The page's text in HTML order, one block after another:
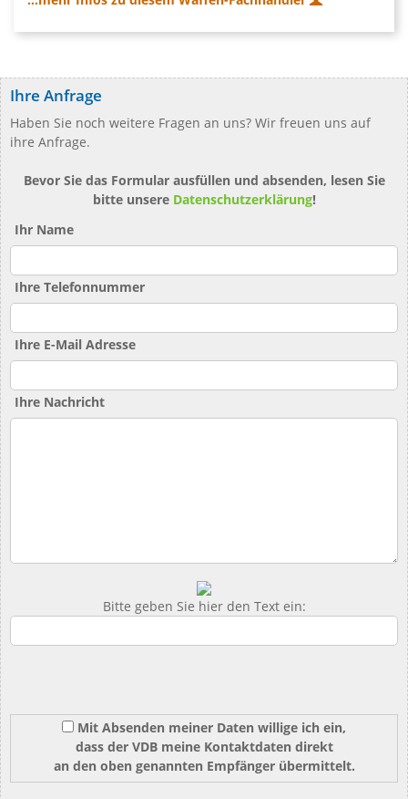
Ihre Anfrage
Haben Sie noch weitere Fragen an uns? Wir freuen uns auf
ihre Anfrage.
Bevor Sie das Formular ausfüllen und absenden, lesen Sie
bitte unsere Datenschutzerklärung!
Ihr Name
Ihre Telefonnummer
Ihre E-Mail Adresse
Ihre Nachricht
Bitte geben Sie hier den Text ein:
Mit Absenden meiner Daten willige ich ein,
dass der VDB meine Kontaktdaten direkt
an den oben genannten Empfänger übermittelt.